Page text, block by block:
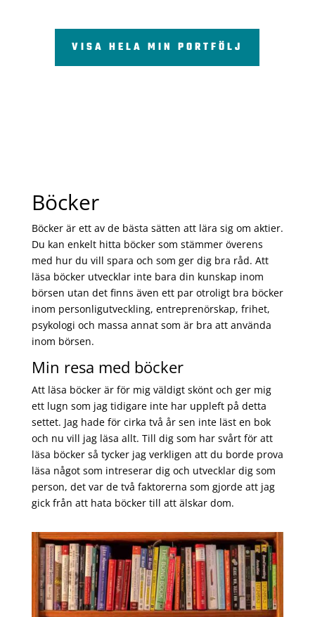
VISA HELA MIN PORTFÖLJ
Böcker
Böcker är ett av de bästa sätten att lära sig om aktier.
Du kan enkelt hitta böcker som stämmer överens
med hur du vill spara och som ger dig bra råd. Att
läsa böcker utvecklar inte bara din kunskap inom
börsen utan det finns även ett par otroligt bra böcker
inom personligutveckling, entreprenörskap, frihet,
psykologi och massa annat som är bra att använda
inom börsen.
Min resa med böcker
Att läsa böcker är för mig väldigt skönt och ger mig
ett lugn som jag tidigare inte har uppleft på detta
settet. Jag hade för cirka två år sen inte läst en bok
och nu vill jag läsa allt. Till dig som har svårt för att
läsa böcker så tycker jag verkligen att du borde prova
läsa något som intreserar dig och utvecklar dig som
person, det var de två faktorerna som gjorde att jag
gick från att hata böcker till att älskar dom.